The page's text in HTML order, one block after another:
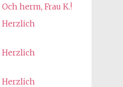
Och herm, Frau K.!
Herzlich
Herzlich
Herzlich